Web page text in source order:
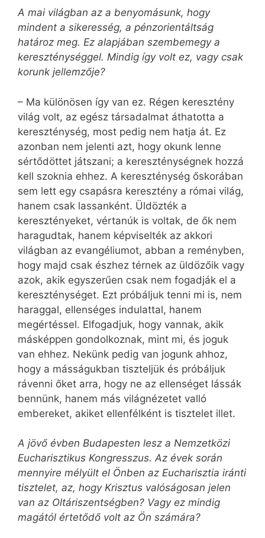
A mai világban az a benyomásunk, hogy
mindent a sikeresség, a pénzorientáltság
határoz meg. Ez alapjában szembemegy a
kereszténységgel. Mindig így volt ez, vagy csak
korunk jellemzője?
– Ma különösen így van ez. Régen keresztény
világ volt, az egész társadalmat áthatotta a
kereszténység, most pedig nem hatja át. Ez
azonban nem jelenti azt, hogy okunk lenne
sértődöttet játszani; a kereszténységnek hozzá
kell szoknia ehhez. A kereszténység őskorában
sem lett egy csapásra keresztény a római világ,
hanem csak lassanként. Üldözték a
keresztényeket, vértanúk is voltak, de ők nem
haragudtak, hanem képviselték az akkori
világban az evangéliumot, abban a reményben,
hogy majd csak észhez térnek az üldözőik vagy
azok, akik egyszerűen csak nem fogadják el a
kereszténységet. Ezt próbáljuk tenni mi is, nem
haraggal, ellenséges indulattal, hanem
megértéssel. Elfogadjuk, hogy vannak, akik
másképpen gondolkoznak, mint mi, és joguk
van ehhez. Nekünk pedig van jogunk ahhoz,
hogy a másságukban tiszteljük és próbáljuk
rávenni őket arra, hogy ne az ellenséget lássák
bennünk, hanem más világnézetet valló
embereket, akiket ellenfélként is tisztelet illet.
A jövő évben Budapesten lesz a Nemzetközi
Eucharisztikus Kongresszus. Az évek során
mennyire mélyült el Önben az Eucharisztia iránti
tisztelet, az, hogy Krisztus valóságosan jelen
van az Oltáriszentségben? Vagy ez mindig
magától értetődő volt az Ön számára?